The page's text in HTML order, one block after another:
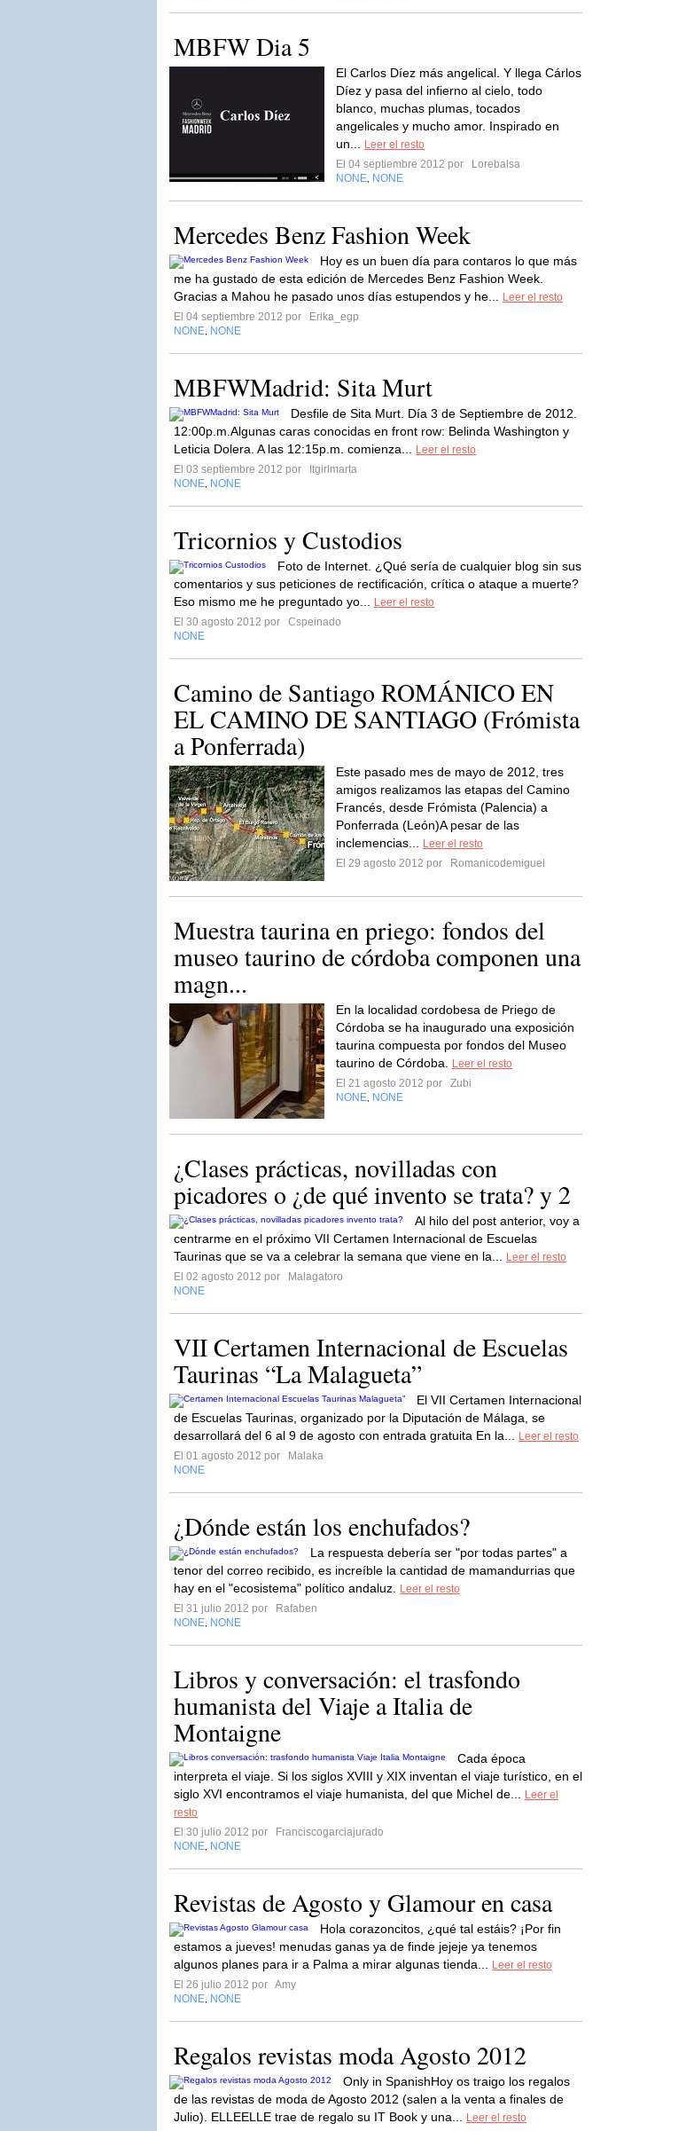
MBFW Dia 5
El Carlos Díez más angelical. Y llega Cárlos
Díez y pasa del infierno al cielo, todo
blanco, muchas plumas, tocados
angelicales y mucho amor. Inspirado en
un...
Leer el resto
El 04 septiembre 2012 por
Lorebalsa
NONE NONE
Mercedes Benz Fashion Week
Hoy es un buen día para contaros lo que más
me ha gustado de esta edición de Mercedes Benz Fashion Week.
Gracias a Mahou he pasado unos días estupendos y he...
Leer el resto
El 04 septiembre 2012 por
Erika_egp
NONE NONE
MBFWMadrid: Sita Murt
Desfile de Sita Murt. Día 3 de Septiembre de 2012.
12:00p.m.Algunas caras conocidas en front row: Belinda Washington y
Leticia Dolera. A las 12:15p.m. comienza...
Leer el resto
El 03 septiembre 2012 por
Itgirlmarta
NONE NONE
Tricornios y Custodios
Foto de Internet. ¿Qué sería de cualquier blog sin sus
comentarios y sus peticiones de rectificación, crítica o ataque a muerte?
Eso mismo me he preguntado yo...
Leer el resto
El 30 agosto 2012 por
Cspeinado
NONE
Camino de Santiago ROMÁNICO EN
EL CAMINO DE SANTIAGO (Frómista
a Ponferrada)
Este pasado mes de mayo de 2012, tres
amigos realizamos las etapas del Camino
Francés, desde Frómista (Palencia) a
Ponferrada (León)A pesar de las
inclemencias...
Leer el resto
El 29 agosto 2012 por
Romanicodemiguel
Muestra taurina en priego: fondos del
museo taurino de córdoba componen una
magn...
En la localidad cordobesa de Priego de
Córdoba se ha inaugurado una exposición
taurina compuesta por fondos del Museo
taurino de Córdoba.
Leer el resto
El 21 agosto 2012 por
Zubi
NONE NONE
¿Clases prácticas, novilladas con
picadores o ¿de qué invento se trata? y 2
Al hilo del post anterior, voy a
centrarme en el próximo VII Certamen Internacional de Escuelas
Taurinas que se va a celebrar la semana que viene en la...
Leer el resto
El 02 agosto 2012 por
Malagatoro
NONE
VII Certamen Internacional de Escuelas
Taurinas “La Malagueta”
El VII Certamen Internacional
de Escuelas Taurinas, organizado por la Diputación de Málaga, se
desarrollará del 6 al 9 de agosto con entrada gratuita En la...
Leer el resto
El 01 agosto 2012 por
Malaka
NONE
¿Dónde están los enchufados?
La respuesta debería ser "por todas partes" a
tenor del correo recibido, es increíble la cantidad de mamandurrias que
hay en el "ecosistema" político andaluz.
Leer el resto
El 31 julio 2012 por
Rafaben
NONE NONE
Libros y conversación: el trasfondo
humanista del Viaje a Italia de
Montaigne
Cada época
interpreta el viaje. Si los siglos XVIII y XIX inventan el viaje turístico, en el
siglo XVI encontramos el viaje humanista, del que Michel de...
Leer el
resto
El 30 julio 2012 por
Franciscogarciajurado
NONE NONE
Revistas de Agosto y Glamour en casa
Hola corazoncitos, ¿qué tal estáis? ¡Por fin
estamos a jueves! menudas ganas ya de finde jejeje ya tenemos
algunos planes para ir a Palma a mirar algunas tienda...
Leer el resto
El 26 julio 2012 por Amy
NONE NONE
Regalos revistas moda Agosto 2012
Only in SpanishHoy os traigo los regalos
de las revistas de moda de Agosto 2012 (salen a la venta a finales de
Julio). ELLEELLE trae de regalo su IT Book y una...
Leer el resto